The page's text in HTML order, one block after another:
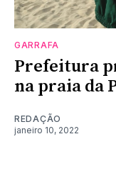
GARRAFA
Prefeitura
na praia da
REDAÇÃO
janeiro 10, 2022